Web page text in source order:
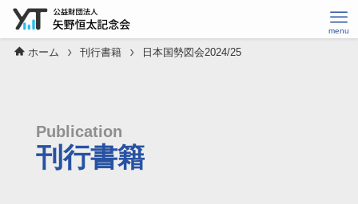
ホーム 刊行書籍 日本国勢図会2024/25
Publication
刊行書籍